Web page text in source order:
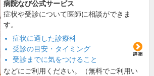
病院なび公式サービス
症状や受診について医師に相談ができま
す。
症状に適した診療科
受診の目安・タイミング
受診までに気をつけること
などにご利用ください。（無料でご利用い